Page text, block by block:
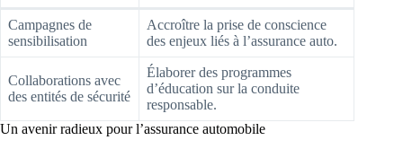
Campagnes de
sensibilisation
Accroître la prise de conscience
des enjeux liés à l’assurance auto.
Collaborations avec
des entités de sécurité
Élaborer des programmes
d’éducation sur la conduite
responsable.
Un avenir radieux pour l’assurance automobile